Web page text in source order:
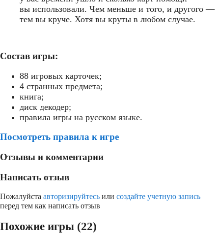
вы использовали. Чем меньше и того, и другого —
тем вы круче. Хотя вы круты в любом случае.
Состав игры:
88 игровых карточек;
4 странных предмета;
книга;
диск декодер;
правила игры на русском языке.
Посмотреть правила к игре
Отзывы и комментарии
Написать отзыв
Пожалуйста авторизируйтесь или создайте учетную запись
перед тем как написать отзыв
Похожие игры (22)